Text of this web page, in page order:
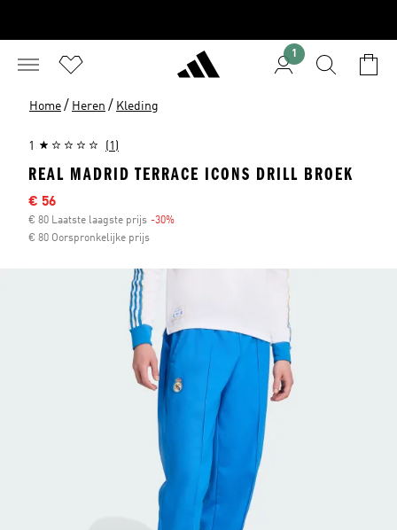
1
Home / Heren / Kleding
1 (1)
REAL MADRID TERRACE ICONS DRILL BROEK
Afgeprijsde prijs
€ 56
€ 80 Laatste laagste prijs -30%
€ 80 Oorspronkelijke prijs